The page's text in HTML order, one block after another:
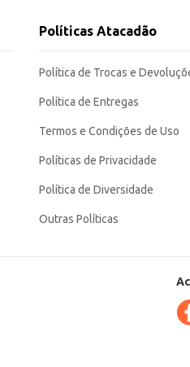
contribuem para uma
Políticas Atacadão
Política de Trocas e
Política de Entregas
Termos e Condições de Uso
Políticas de Privacidade
Política de Diversidade
Outras Políticas